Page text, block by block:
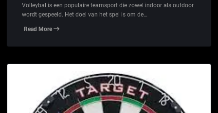
Volleybal is een populaire teamsport die zowel indoor als outdoor
wordt gespeeld. Het doel van het spel is om de…
Read More